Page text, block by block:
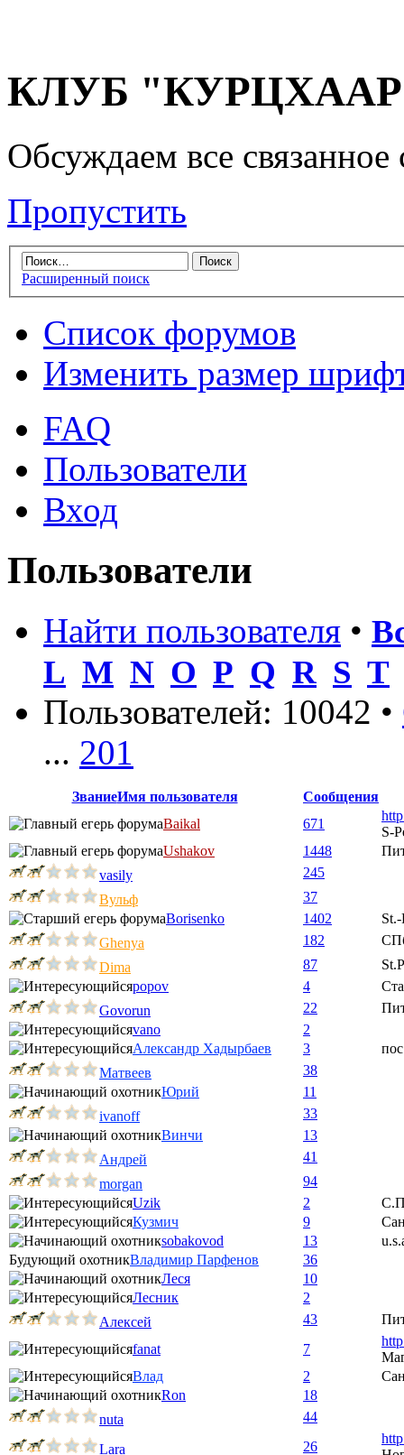
КЛУБ "КУРЦХААР"
Обсуждаем все
Пропустить
Расширенный поиск
Список форумов
Изменить размер
FAQ
Пользователи
Вход
Пользователи
Найти пользователя •
L M N O P Q R S T
Пользователей: 10042 •
... 201
ЗваниеИмя пользователя
Сообщения
Baikal
671
S-
Ushakov
1448
vasily
245
Вульф
37
Borisenko
1402
Ghenya
182
Dima
87
popov
4
Govorun
22
vano
2
Александр Хадырбаев
3
Матвеев
38
Юрий
11
ivanoff
33
Винчи
13
Андрей
41
morgan
94
Uzik
2
Кузмич
9
sobakovod
13
Будующий охотникВладимир Парфенов
36
Леся
10
Лесник
2
Алексей
43
fanat
7
Влад
2
Ron
18
nuta
44
Lara 26